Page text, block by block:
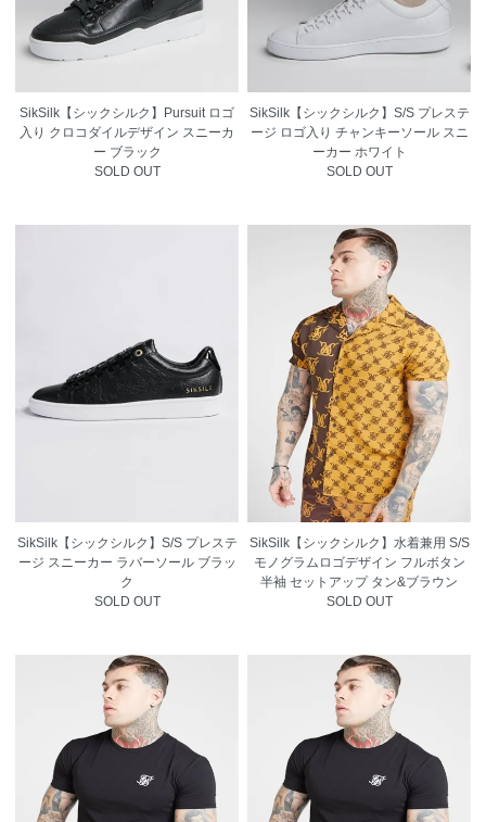
SikSilk【シックシルク】Pursuit ロゴ
入り クロコダイルデザイン スニーカ
ー ブラック
SOLD OUT
SikSilk【シックシルク】S/S プレステ
ージ ロゴ入り チャンキーソール スニ
ーカー ホワイト
SOLD OUT
SikSilk【シックシルク】S/S プレステ
ージ スニーカー ラバーソール ブラッ
ク
SOLD OUT
SikSilk【シックシルク】水着兼用 S/S
モノグラムロゴデザイン フルボタン
半袖 セットアップ タン&ブラウン
SOLD OUT